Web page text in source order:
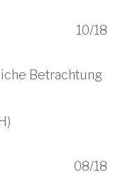
10/18
Betrachtung
08/18